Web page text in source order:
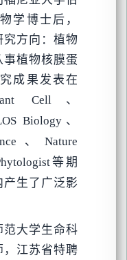
学博士后，
方向：植物
植物核膜蛋
成果发表在
Cell、
Biology、
、Nature
等期
生了广泛影
范大学生命科
江苏省特聘